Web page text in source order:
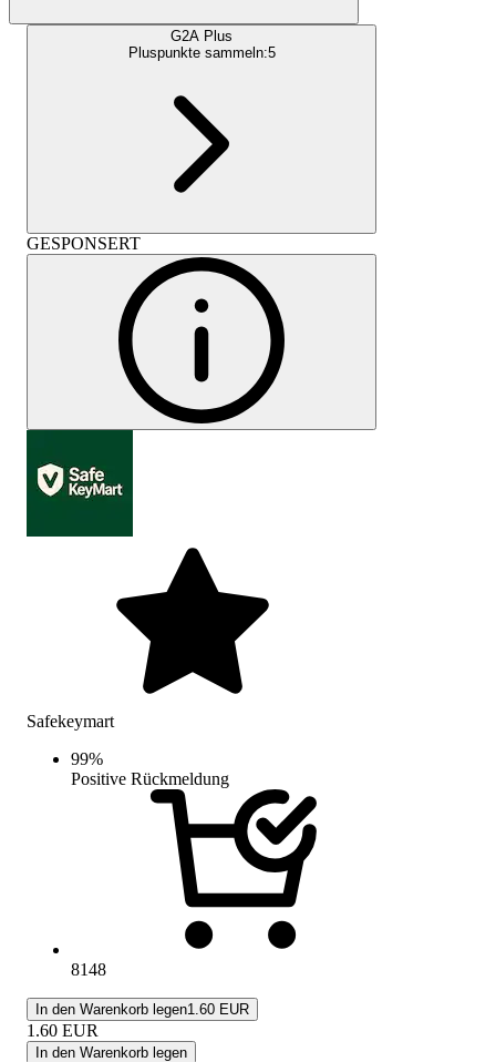
G2A Plus
Pluspunkte sammeln:5
GESPONSERT
Safekeymart
99%
Positive Rückmeldung
8148
In den Warenkorb legen1.60 EUR
1.60 EUR
In den Warenkorb legen